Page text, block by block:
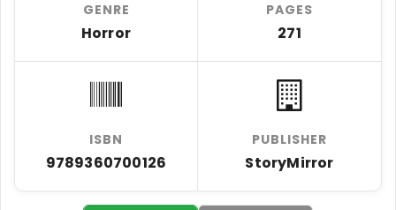
GENRE
Horror
PAGES
271
ISBN
9789360700126
PUBLISHER
StoryMirror